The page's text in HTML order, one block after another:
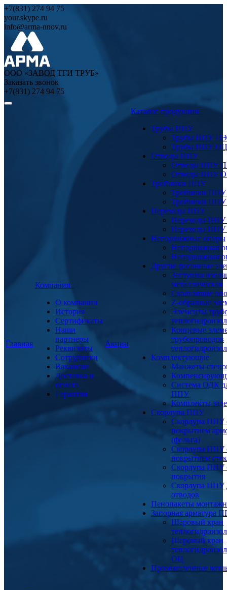
+7(831) 274 94 75
your.skype.ru
info@arma-nnov.ru
ООО «ЗАВОД ТГИ ТРУБ»
Заказать звонок
+7(831) 274 94 75
Главная
Компания
О компании
История
Сертификаты
Наши
партнеры
Реквизиты
Сотрудники
Вакансии
Доставка и
оплата
Гарантия
Акции
Каталог продукции
Трубы ППУ
Трубы ППУ ПЭ
Трубы ППУ ОЦ
Отводы ППУ
Отводы ППУ
Отводы ППУ
Тройники ППУ
Тройники
Тройники
Переходы ППУ
Переходы
Переходы
Неподвижные опоры
Неподвижная
Неподвижная
Другие фасонные
Заглушка
металлическая
Скользящие
Z-образные
Элементы
Концевые
трубопроводов
Комплектующие
Манжеты
Система ОДК
ППУ
Комплекты
Скорлупа ППУ
Скорлупа ППУ
покрытием
(фольга)
Скорлупа ППУ
покрытием
Скорлупа ППУ
покрытия
Скорлупа ППУ
отводов
Пенопакеты
Запорная арматура
Шаровый кран
Шаровый кран
ОЦ
Промышленные